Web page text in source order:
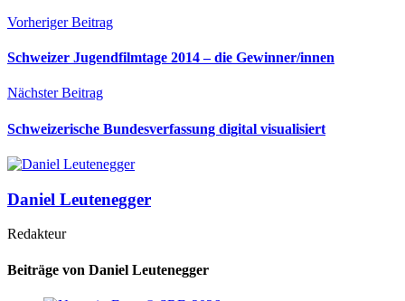
Vorheriger Beitrag
Schweizer Jugendfilmtage 2014 – die Gewinner/innen
Nächster Beitrag
Schweizerische Bundesverfassung digital visualisiert
Daniel Leutenegger
Redakteur
Beiträge von Daniel Leutenegger